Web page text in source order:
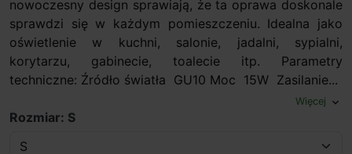
nowoczesny design sprawiają, że ta oprawa doskonale
sprawdzi się w każdym pomieszczeniu. Idealna jako
oświetlenie w kuchni, salonie, jadalni, sypialni,
korytarzu, gabinecie, toalecie itp. Parametry
techniczne: Źródło światła GU10 Moc 15W Zasilanie...
Więcej expand_more
Rozmiar: S